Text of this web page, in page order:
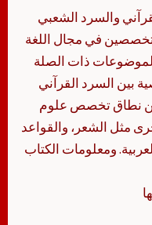
والسرد الشعبي
في مجال اللغة
ذات الصلة
بين السرد القرآني
نطاق تخصص علوم
مثل الشعر، والقواعد
ومعلومات الكتاب